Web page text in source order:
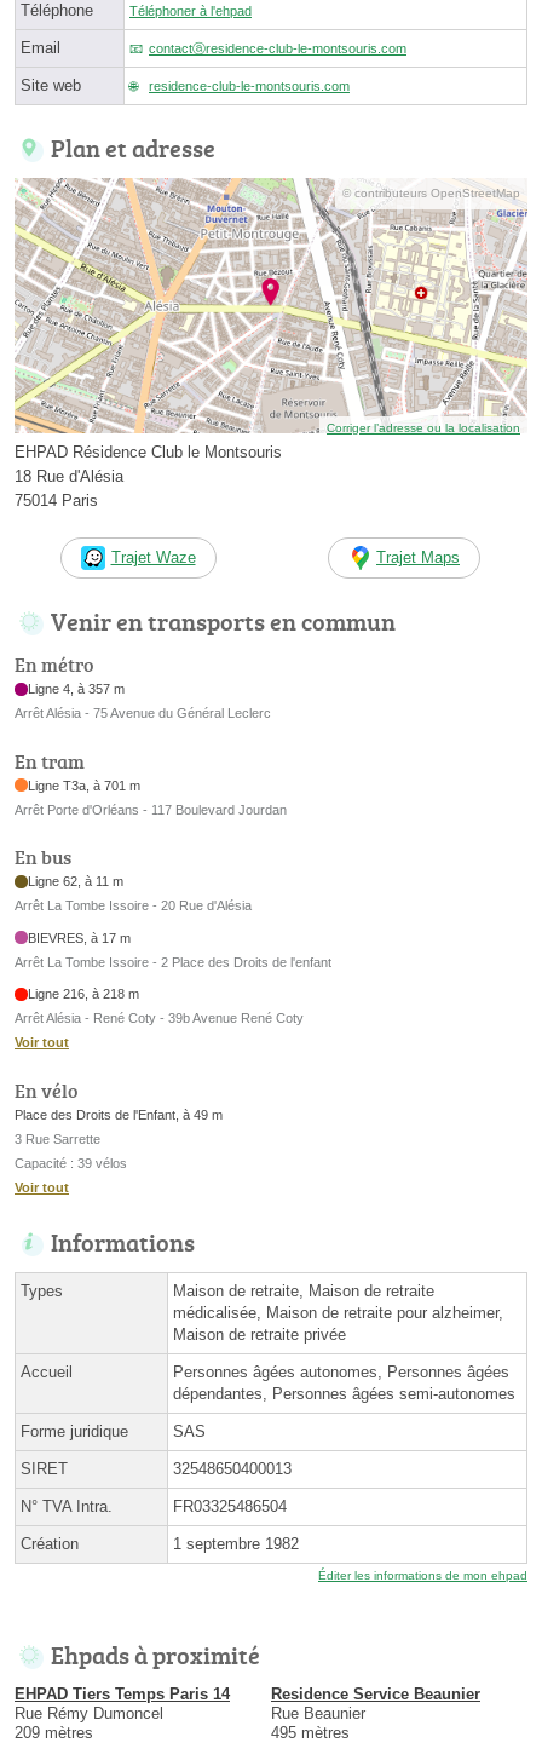
Téléphone Téléphoner à l'ehpad
Email contactⓐresidence-club-le-montsouris.com
Site web residence-club-le-montsouris.com
Plan et adresse
© contributeurs OpenStreetMap
Corriger l’adresse ou la localisation
EHPAD Résidence Club le Montsouris
18 Rue d'Alésia
75014 Paris
Trajet Waze Trajet Maps
Venir en transports en commun
En métro
Ligne 4, à 357 m
Arrêt Alésia - 75 Avenue du Général Leclerc
En tram
Ligne T3a, à 701 m
Arrêt Porte d'Orléans - 117 Boulevard Jourdan
En bus
Ligne 62, à 11 m
Arrêt La Tombe Issoire - 20 Rue d'Alésia
BIEVRES, à 17 m
Arrêt La Tombe Issoire - 2 Place des Droits de l'enfant
Ligne 216, à 218 m
Arrêt Alésia - René Coty - 39b Avenue René Coty
Voir tout
En vélo
Place des Droits de l'Enfant, à 49 m
3 Rue Sarrette
Capacité : 39 vélos
Voir tout
Informations
Types
Maison de retraite, Maison de retraite
médicalisée, Maison de retraite pour alzheimer,
Maison de retraite privée
Accueil
Personnes âgées autonomes, Personnes âgées
dépendantes, Personnes âgées semi-autonomes
Forme juridique SAS
SIRET 32548650400013
N° TVA Intra. FR03325486504
Création 1 septembre 1982
Éditer les informations de mon ehpad
Ehpads à proximité
EHPAD Tiers Temps Paris 14
Rue Rémy Dumoncel
209 mètres
Residence Service Beaunier
Rue Beaunier
495 mètres